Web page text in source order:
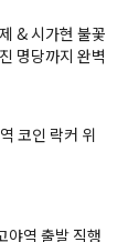
& 시가현 불꽃
명당까지 완벽
코인 락커 위
야역 출발 직행